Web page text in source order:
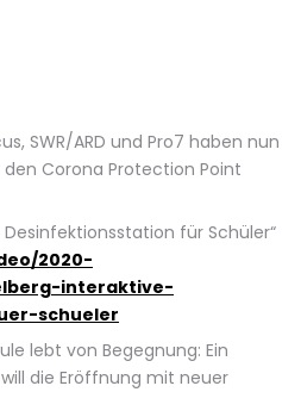
SWR/ARD und Pro7 haben nun
Corona Protection Point
für Schüler“
2020-
interaktive-
schueler
lebt von Begegnung: Ein
die Eröffnung mit neuer